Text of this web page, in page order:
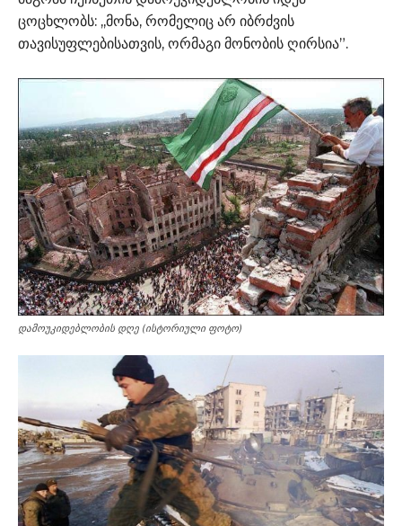
ცოცხლობს: ,,მონა, რომელიც არ იბრძვის
თავისუფლებისათვის, ორმაგი მონობის ღირსია”.
დამოუკიდებლობის დღე (ისტორიული ფოტო)